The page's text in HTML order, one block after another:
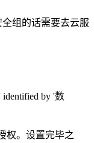
组的话需要去云服
identified by '数
权。设置完毕之